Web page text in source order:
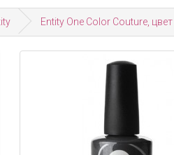
Entity One Color Couture,